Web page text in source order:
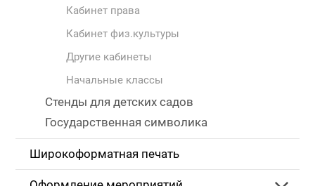
Кабинет права
Кабинет физ.культуры
Другие кабинеты
Начальные классы
Стенды для детских садов
Государственная символика
Широкоформатная печать